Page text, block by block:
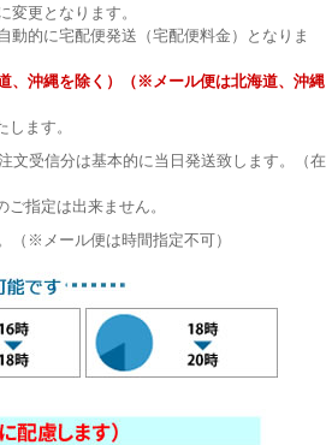
変更となります。
的に宅配便発送（宅配便料金）となりま
、沖縄を除く）（※メール便は北海道、沖縄
ます。
文受信分は基本的に当日発送致します。（在
指定は出来ません。
（※メール便は時間指定不可）